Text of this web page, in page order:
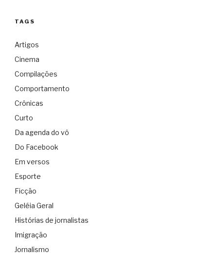
TAGS
Artigos
Cinema
Compilações
Comportamento
Crônicas
Curto
Da agenda do vô
Do Facebook
Em versos
Esporte
Ficção
Geléia Geral
Histórias de jornalistas
Imigração
Jornalismo